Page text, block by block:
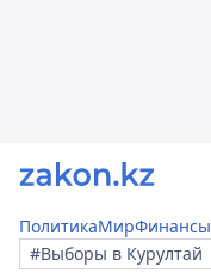
ПолитикаМирФинансы
#Выборы в Курултай